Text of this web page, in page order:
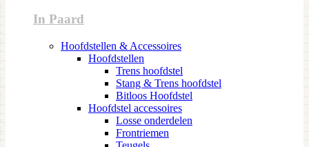
In Paard
Hoofdstellen & Accessoires
Hoofdstellen
Trens hoofdstel
Stang & Trens hoofdstel
Bitloos Hoofdstel
Hoofdstel accessoires
Losse onderdelen
Frontriemen